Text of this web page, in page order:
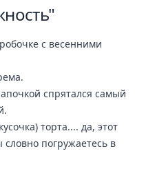
с весенними
спрятался самый
торта.... да, этот
погружаетесь в